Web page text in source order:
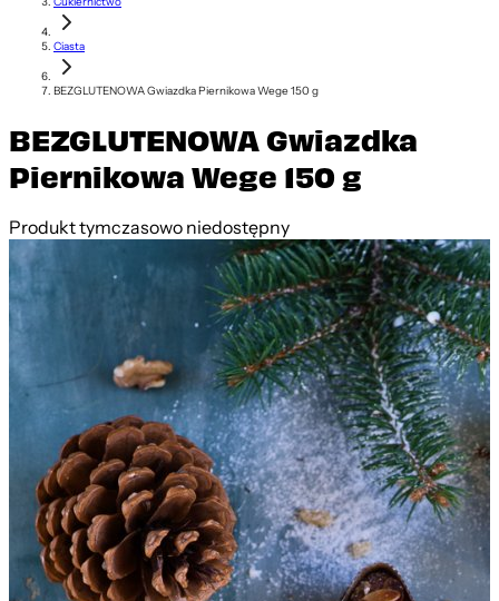
Ciasta
BEZGLUTENOWA Gwiazdka Piernikowa Wege 150 g
BEZGLUTENOWA Gwiazdka
Piernikowa Wege 150 g
Produkt tymczasowo niedostępny